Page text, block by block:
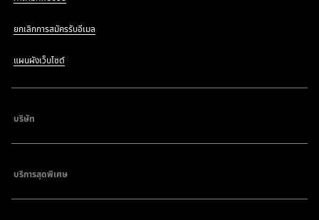
ยกเลิกการสมัครรับอีเมล
แผนผังเว็บไซต์
บริษัท
บริการสุดพิเศษ